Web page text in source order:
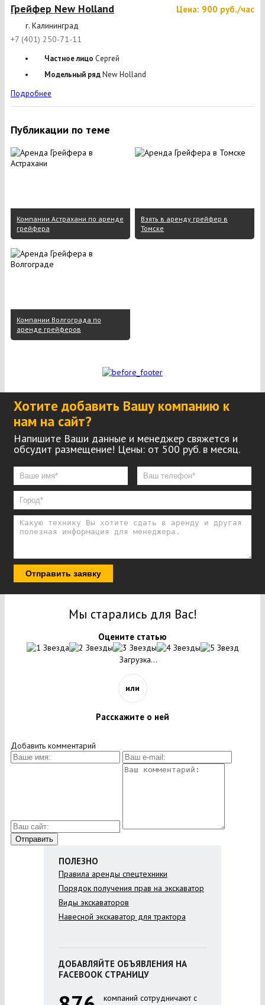
Грейфер New Holland Цена: 900 руб./час
г. Калининград
+7 (401) 250-71-11
Частное лицо Сергей
Модельный рядNew Holland
Подробнее
Публикации по теме
Компании Астрахани по аренде
грейфера
Взять в аренду грейфер в
Томске
Компании Волгограда по
аренде грейферов
Хотите добавить Вашу компанию к
нам на сайт?
Напишите Ваши данные и менеджер свяжется и
обсудит размещение! Цены: от 500 руб. в месяц.
Отправить заявку
Мы старались для Вас!
Оцените статью
Загрузка...
или
Расскажите о ней
Добавить комментарий
ПОЛЕЗНО
Правила аренды спецтехники
Порядок получения прав на экскаватор
Виды экскаваторов
Навесной экскаватор для трактора
ДОБАВЛЯЙТЕ ОБЪЯВЛЕНИЯ НА
FACEBOOK СТРАНИЦУ
компаний сотрудничают с